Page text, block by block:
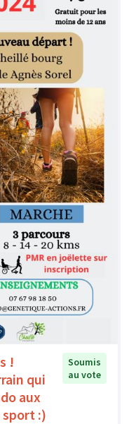
!
qui
aux
sport :)
Soumis
au vote